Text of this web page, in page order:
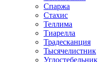
Спаржа
Стахис
Теллима
Тиарелла
Традесканция
Тысячелистник
Углостебельник